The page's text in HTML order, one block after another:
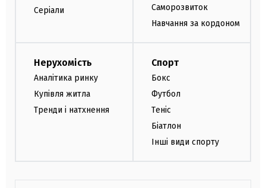
Серіали
Саморозвиток
Навчання за кордоном
Нерухомість
Аналітика ринку
Купівля житла
Тренди і натхнення
Спорт
Бокс
Футбол
Теніс
Біатлон
Інші види спорту